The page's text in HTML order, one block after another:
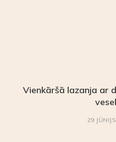
Vienkāršā lazanja ar
29